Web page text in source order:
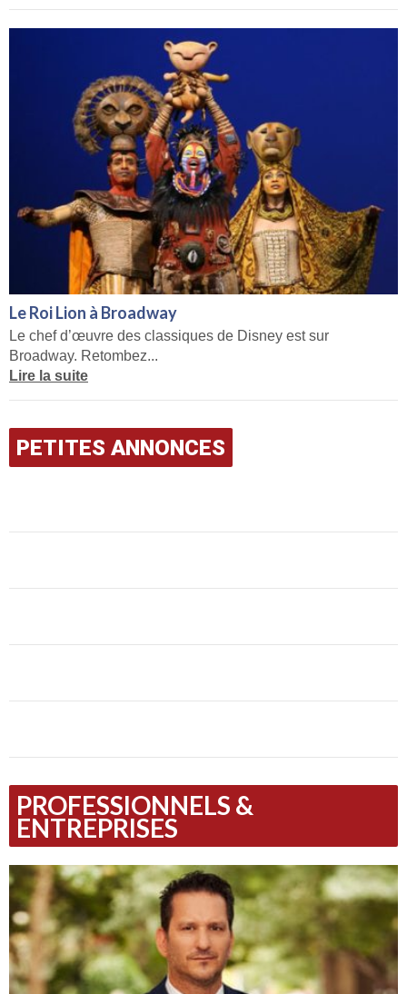
Le Roi Lion à Broadway
Le chef d’œuvre des classiques de Disney est sur
Broadway. Retombez...
Lire la suite
PETITES ANNONCES
PROFESSIONNELS &
ENTREPRISES